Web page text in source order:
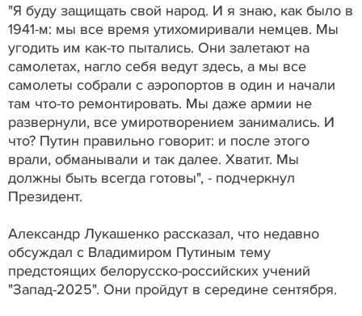
"Я буду защищать свой народ. И я знаю, как было в
1941-м: мы все время утихомиривали немцев. Мы
угодить им как-то пытались. Они залетают на
самолетах, нагло себя ведут здесь, а мы все
самолеты собрали с аэропортов в один и начали
там что-то ремонтировать. Мы даже армии не
развернули, все умиротворением занимались. И
что? Путин правильно говорит: и после этого
врали, обманывали и так далее. Хватит. Мы
должны быть всегда готовы", - подчеркнул
Президент.
Александр Лукашенко рассказал, что недавно
обсуждал с Владимиром Путиным тему
предстоящих белорусско-российских учений
"Запад-2025". Они пройдут в середине сентября.